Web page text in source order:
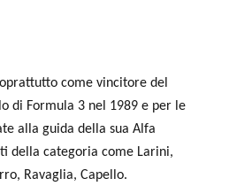
come vincitore del
di Formula 3 nel 1989 e per le
alla guida della sua Alfa
della categoria come Larini,
Ravaglia, Capello.